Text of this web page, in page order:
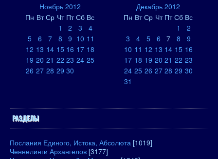
Ноябрь 2012
Пн Вт Ср Чт Пт Сб Вс
1
2 3
4
5
6 7 8 9 10 11
12 13 14 15 16 17 18
19 20 21 22 23 24 25
26 27 28 29 30
Декабрь 2012
Пн Вт Ср Чт Пт Сб Вс
1
2
3
4 5 6 7 8
9
10 11 12 13 14 15 16
17 18 19 20 21 22 23
24 25 26 27 28 29 30
31
РАЗДЕЛЫ
Послания Единого, Истока, Абсолюта [1019]
Ченнелинги Архангелов [3177]